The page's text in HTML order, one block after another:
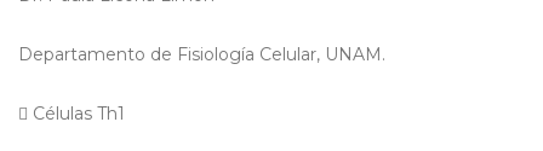
Departamento de Fisiología Celular, UNAM.
 Células Th1